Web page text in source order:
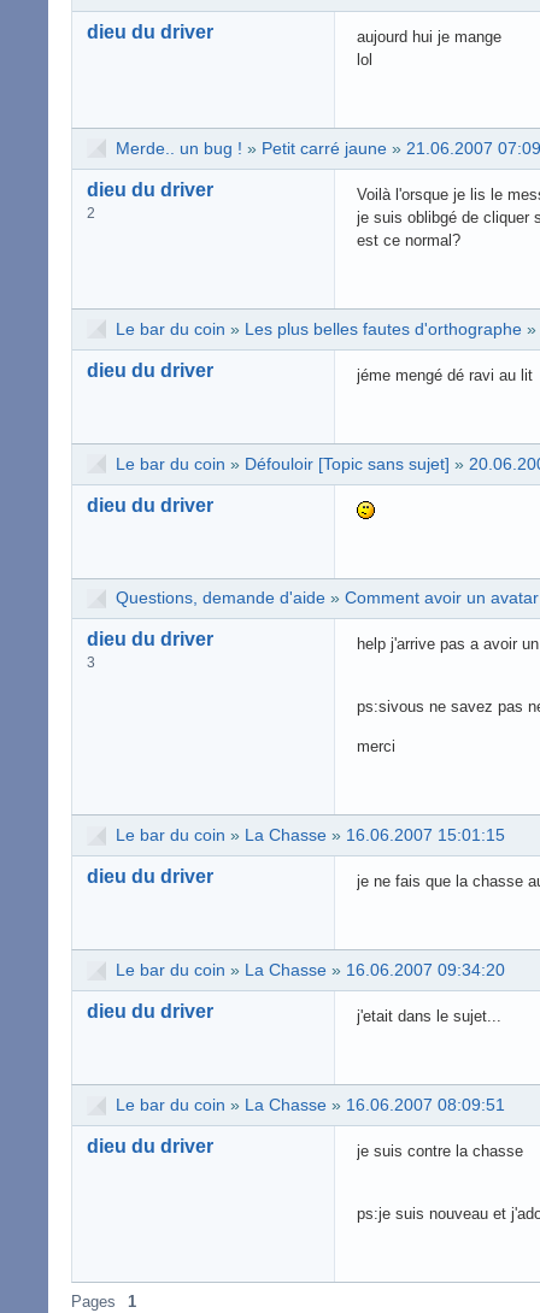
dieu du driver
aujourd hui je mange
lol
Merde.. un bug ! » Petit carré jaune » 21.06.2007
dieu du driver
2
Voilà l'orsque je lis le
je suis oblibgé de cliquer
est ce normal?
Le bar du coin » Les plus belles fautes d'orthographe »
dieu du driver jéme mengé dé ravi au lit
Le bar du coin » Défouloir [Topic sans sujet] »
dieu du driver
Questions, demande d'aide » Comment avoir un
dieu du driver
3
help j'arrive pas a avoir
ps:sivous ne savez pas
merci
Le bar du coin » La Chasse » 16.06.2007 15:01:15
dieu du driver je ne fais que la chasse
Le bar du coin » La Chasse » 16.06.2007 09:34:20
dieu du driver j'etait dans le sujet...
Le bar du coin » La Chasse » 16.06.2007 08:09:51
dieu du driver je suis contre la chasse
ps:je suis nouveau et
Pages 1